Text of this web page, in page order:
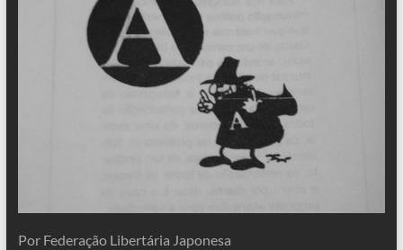
Por Federação Libertária Japonesa